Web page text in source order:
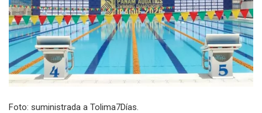
Foto: suministrada a Tolima7Días.